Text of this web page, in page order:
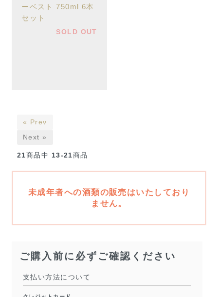
ーベスト 750ml 6本
セット
SOLD OUT
« Prev
Next »
21商品中 13-21商品
未成年者への酒類の販売はいたしており
ません。
ご購入前に必ずご確認ください
支払い方法について